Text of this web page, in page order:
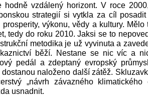
hodně vzdálený horizont. V roce
strategií si vytkla za cíl
výkonu, vědy a kultury. Mělo
tedy do roku 2010. Jaksi se to
metodika je už vyvinuta a
běží. Nestane se nic víc a
pedál a zdeptaný evropský
naloženo další zátěž.
„návrh závazného
usnadnit.